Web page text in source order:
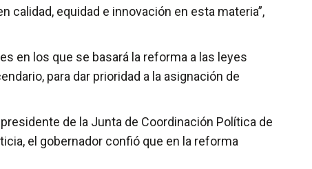
equidad e innovación en esta materia”,
en los que se basará la reforma a las leyes
para dar prioridad a la asignación de
de la Junta de Coordinación Política de
el gobernador confió que en la reforma